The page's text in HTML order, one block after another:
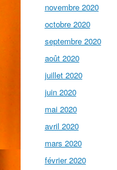
novembre 2020
octobre 2020
septembre 2020
août 2020
juillet 2020
juin 2020
mai 2020
avril 2020
mars 2020
février 2020